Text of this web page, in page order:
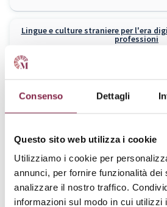
Consenso Dettagli
Questo sito web utilizza i cookie
Utilizziamo i cookie per
annunci, per fornire funzionalità dei
analizzare il nostro traffico.
informazioni sul modo in cui utilizzi
Lingue e culture straniere per l'era
professioni
Management e